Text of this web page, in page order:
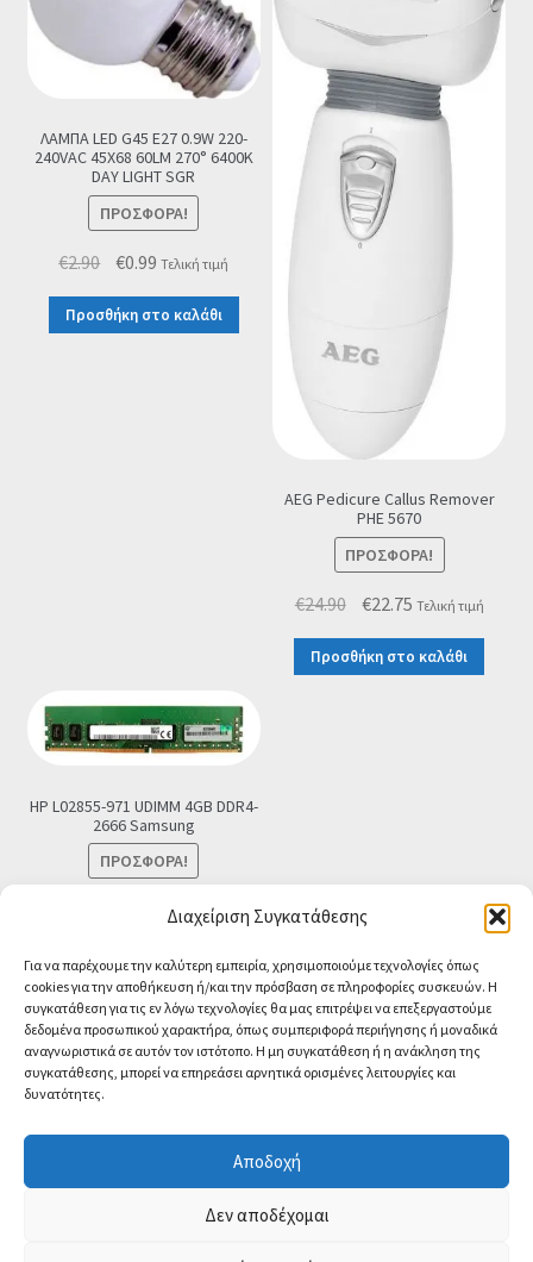
Διαχείριση Συγκατάθεσης
Για να παρέχουμε την καλύτερη εμπειρία, χρησιμοποιούμε τεχνολογίες όπως
cookies για την αποθήκευση ή/και την πρόσβαση σε πληροφορίες συσκευών. Η
συγκατάθεση για τις εν λόγω τεχνολογίες θα μας επιτρέψει να επεξεργαστούμε
δεδομένα προσωπικού χαρακτήρα, όπως συμπεριφορά περιήγησης ή μοναδικά
αναγνωριστικά σε αυτόν τον ιστότοπο. Η μη συγκατάθεση ή η ανάκληση της
συγκατάθεσης, μπορεί να επηρεάσει αρνητικά ορισμένες λειτουργίες και
δυνατότητες.
Αποδοχή
Δεν αποδέχομαι
ΛΑΜΠΑ LED G45 E27 0.9W 220-
240VAC 45X68 60LM 270° 6400K
DAY LIGHT SGR
ΠΡΟΣΦΟΡΆ!
€2.90 Original
was:
€0.99 Η
τιμή
Τελική τιμή
Προσθήκη στο καλάθι
AEG Pedicure Callus Remover
PHE 5670
ΠΡΟΣΦΟΡΆ!
€24.90 Original
was:
€22.75Η
τιμή
Τελική τιμή
Προσθήκη στο καλάθι
HP L02855-971 UDIMM 4GB DDR4-
2666 Samsung
ΠΡΟΣΦΟΡΆ!
was:
€39.00.
Η
τιμή
είναι:
€33.00.
Τελική τιμή
Προσθήκη στο καλάθι
© CA-MICROLAND 2026
Papaki Managed WordPress with
WooCommerce
Contact us